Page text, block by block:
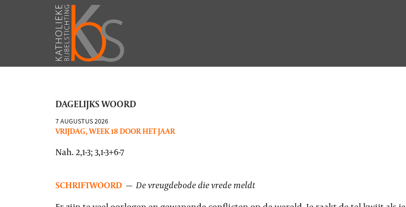
DAGELIJKS WOORD
7 AUGUSTUS 2026
VRIJDAG, WEEK 18 DOOR HET JAAR
Nah. 2,1-3; 3,1-3+6-7
SCHRIFTWOORD — De vreugdebode die vrede meldt